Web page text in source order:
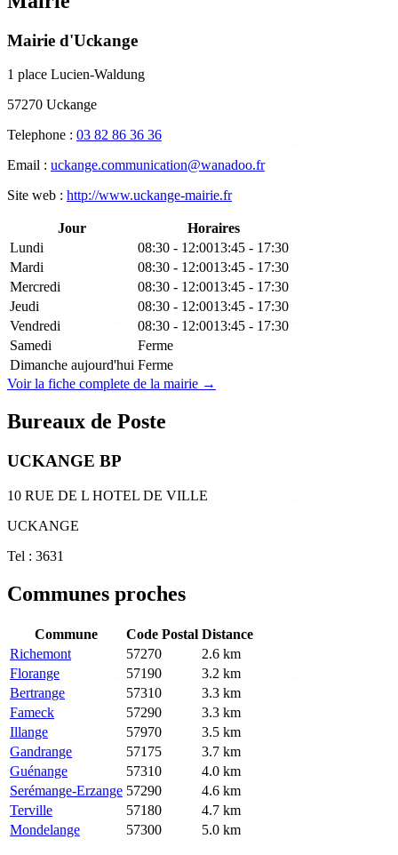
Mairie d'Uckange
1 place Lucien-Waldung
57270 Uckange
Telephone : 03 82 86 36 36
Email : uckange.communication@wanadoo.fr
Site web : http://www.uckange-mairie.fr
Jour
Horaires
Lundi
08:30 - 12:0013:45 - 17:30
Mardi
08:30 - 12:0013:45 - 17:30
Mercredi
08:30 - 12:0013:45 - 17:30
Jeudi
08:30 - 12:0013:45 - 17:30
Vendredi
08:30 - 12:0013:45 - 17:30
Samedi
Ferme
Dimanche aujourd'hui Ferme
Voir la fiche complete de la mairie →
Bureaux de Poste
UCKANGE BP
10 RUE DE L HOTEL DE VILLE
UCKANGE
Tel : 3631
Communes proches
Commune Code Postal Distance
Richemont
57270
2.6 km
Florange
57190
3.2 km
Bertrange
57310
3.3 km
Fameck
57290
3.3 km
Illange
57970
3.5 km
Gandrange
57175
3.7 km
Guénange
57310
4.0 km
Serémange-Erzange 57290
4.6 km
Terville
57180
4.7 km
Mondelange
57300 5.0 km